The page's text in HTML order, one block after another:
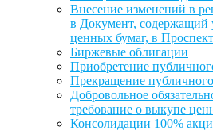
Внесение изменений в
в Документ, содержащий
ценных бумаг, в
Биржевые облигации
Приобретение
Прекращение
Добровольное
требование о выкупе
Консолидации 100%